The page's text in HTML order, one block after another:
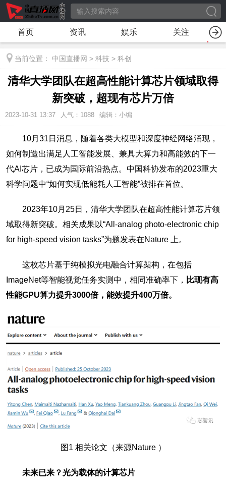
首页 资讯 娱乐 关注
当前位置： 中国直播网 > 科技 > 科创
清华大学团队在超高性能计算芯片领域取得
新突破，超现有芯片万倍
2023-10-31 13:37 人气： 1088 编辑：小编
10月31日消息，随着各类大模型和深度神经网络涌现，
如何制造出满足人工智能发展、兼具大算力和高能效的下一
代AI芯片，已成为国际前沿热点。中国科协发布的2023重大
科学问题中“如何实现低能耗人工智能”被排在首位。
2023年10月25日，清华大学团队在超高性能计算芯片领
域取得新突破。相关成果以“All-analog photo-electronic chip
for high-speed vision tasks”为题发表在Nature 上。
这枚芯片基于纯模拟光电融合计算架构，在包括
ImageNet等智能视觉任务实测中，相同准确率下， 比现有高
性能GPU算力提升3000倍，能效提升400万倍。
图1 相关论文（来源Nature ）
未来已来？光为载体的计算芯片